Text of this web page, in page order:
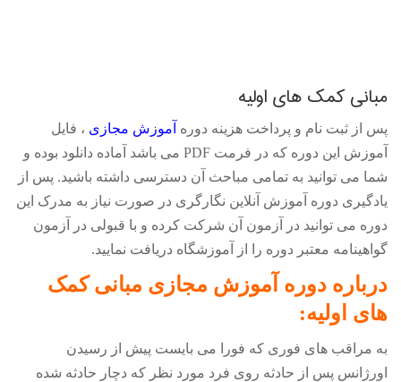
مبانی کمک های اولیه
پس از ثبت نام و پرداخت هزینه دوره آموزش مجازی ، فایل
آموزش این دوره که در فرمت PDF می باشد آماده دانلود بوده و
شما می توانید به تمامی مباحث آن دسترسی داشته باشید. پس از
یادگیری دوره آموزش آنلاین نگارگری در صورت نیاز به مدرک این
دوره می توانید در آزمون آن شرکت کرده و با قبولی در آزمون
گواهینامه معتبر دوره را از آموزشگاه دریافت نمایید.
درباره دوره آموزش مجازی مبانی کمک
های اولیه:
به مراقب های فوری که فورا می بایست پیش از رسیدن
اورژانس پس از حادثه روی فرد مورد نظر که دچار حادثه شده